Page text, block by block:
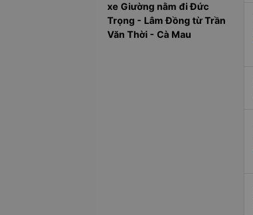
xe Giường nằm đi Đức
Trọng - Lâm Đồng từ Trần
Văn Thời - Cà Mau